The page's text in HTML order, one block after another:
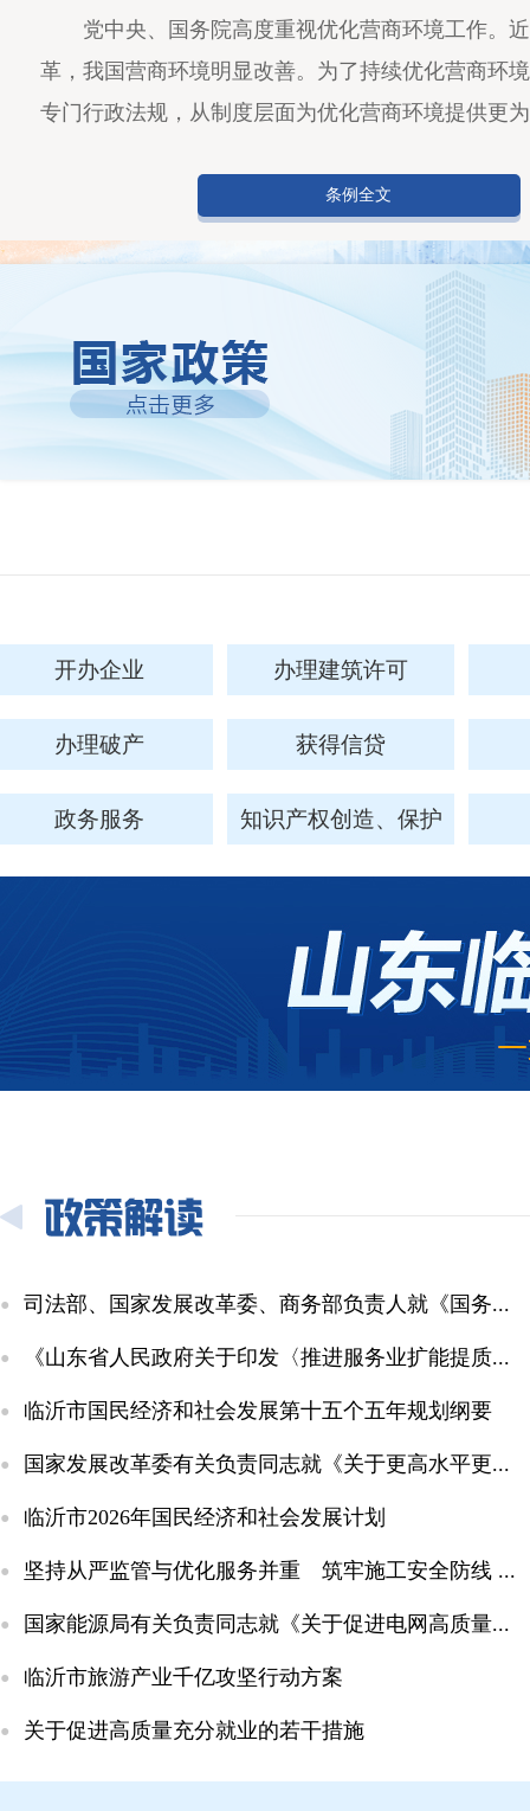
首页 区情 公开
办事
党中央、国务院高度重视优化营商环境工作。
革，我国营商环境明显改善。为了持续优化营商环
专门行政法规，从制度层面为优化营商环境提供更
条例全文
开办企业 办理建筑许可
办理破产 获得信贷
政务服务 知识产权创造、保护
司法部、国家发展改革委、商务部负责人就《国务...
《山东省人民政府关于印发〈推进服务业扩能提质...
临沂市国民经济和社会发展第十五个五年规划纲要
国家发展改革委有关负责同志就《关于更高水平更...
临沂市2026年国民经济和社会发展计划
坚持从严监管与优化服务并重 筑牢施工安全防线 ...
国家能源局有关负责同志就《关于促进电网高质量...
临沂市旅游产业千亿攻坚行动方案
关于促进高质量充分就业的若干措施